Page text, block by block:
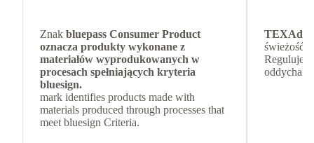
Znak bluepass Consumer Product
oznacza produkty wykonane z
materiałów wyprodukowanych w
procesach spełniających kryteria
bluesign.
mark identifies products made with
materials produced through processes that
meet bluesign Criteria.
TEXAdri
świeżość
Reguluje